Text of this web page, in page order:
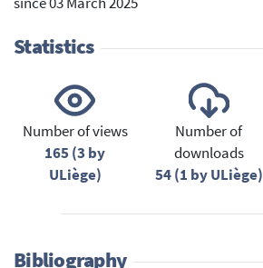
Statistics
Number of views
165 (3 by
ULiège)
Number of
downloads
54 (1 by ULiège)
Bibliography